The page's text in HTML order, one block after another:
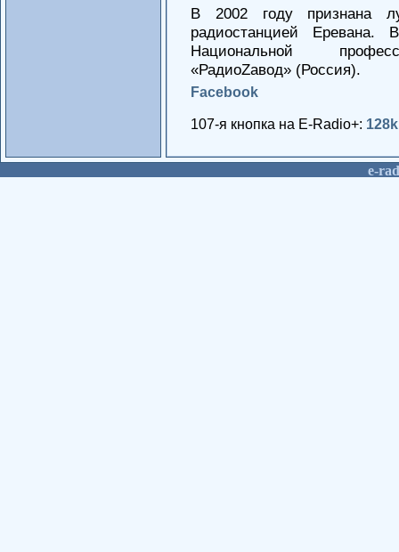
В 2002 году признана
радиостанцией Еревана.
Национальной
«РадиоZавод» (Россия).
Facebook
107-я кнопка на E-Radio+: 128k
е-